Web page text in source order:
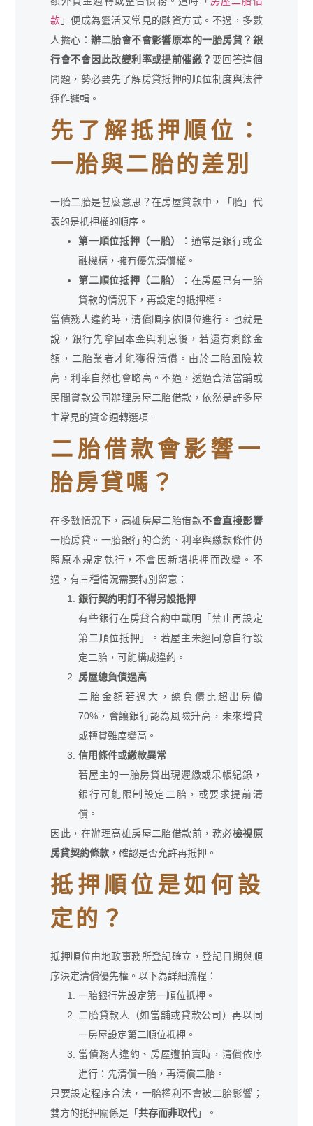
款 」便成為靈活又常見的融資方式。不過，多數
人擔心：辦二胎會不會影響原本的一胎房貸？銀
行會不會因此改變利率或提前催繳？ 要回答這個
問題，勢必要先了解房貸抵押的順位制度與法律
運作邏輯。
先了解抵押順位：
一胎與二胎的差別
一胎二胎是甚麼意思？在房屋貸款中，「胎」代
表的是抵押權的順序。
第一順位抵押（一胎）
：通常是銀行或金
融機構，擁有優先清償權。
第二順位抵押（二胎）
：在房屋已有一胎
貸款的情況下，再設定的抵押權。
當債務人違約時，清償順序依順位進行。也就是
說，銀行先拿回本金與利息後，若還有剩餘金
額，二胎業者才能獲得清償。由於二胎風險較
高，利率自然也會略高。不過，透過合法當舖或
民間貸款公司辦理房屋二胎借款，依然是許多屋
主常見的資金週轉選項。
二胎借款會影響一
胎房貸嗎？
在多數情況下，高雄房屋二胎借款不會直接影響
一胎房貸。一胎銀行的合約、利率與繳款條件仍
照原本規定執行，不會因新增抵押而改變。不
過，有三種情況需要特別留意：
銀行契約明訂不得另設抵押
有些銀行在房貸合約中載明「禁止再設定
第二順位抵押」。若屋主未經同意自行設
定二胎，可能構成違約。
房屋總負債過高
二胎金額若過大，總負債比超出房價
70%，會讓銀行認為風險升高，未來增貸
或轉貸難度變高。
信用條件或繳款異常
若屋主的一胎房貸出現遲繳或呆帳紀錄，
銀行可能限制設定二胎，或要求提前清
償。
因此，在辦理高雄房屋二胎借款前，務必檢視原
房貸契約條款 ，確認是否允許再抵押。
抵押順位是如何設
定的？
抵押順位由地政事務所登記確立，登記日期與順
序決定清償優先權。以下為詳細流程：
一胎銀行先設定第一順位抵押。
二胎貸款人（如當舖或貸款公司）再以同
一房屋設定第二順位抵押。
當債務人違約、房屋遭拍賣時，清償依序
進行：先清償一胎，再清償二胎。
只要設定程序合法，一胎權利不會被二胎影響；
雙方的抵押關係是「共存而非取代 」。